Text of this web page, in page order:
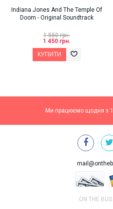
Indiana Jones And The Temple Of
Doom - Original Soundtrack
1 550 грн.
1 450 грн.
Ми працюємо щодня з
ON THE